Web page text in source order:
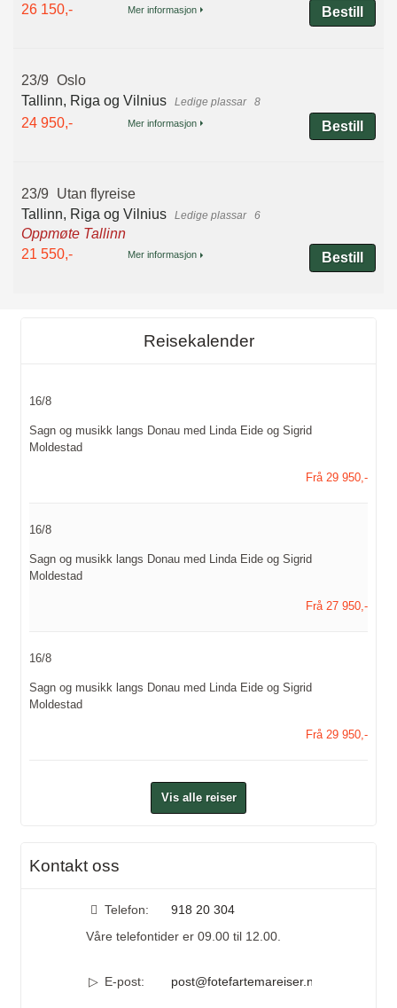
26 150,- Bestill
Mer informasjon
23/9 Oslo
Tallinn, Riga og Vilnius
8
24 950,- Bestill
Mer informasjon
23/9
Utan flyreise
Tallinn, Riga og Vilnius
Oppmøte Tallinn
6
21 550,- Bestill
Mer informasjon
Reisekalender
16/8
Sagn og musikk langs Donau med Linda Eide og Sigrid
Moldestad
Frå 29 950,-
16/8
Sagn og musikk langs Donau med Linda Eide og Sigrid
Moldestad
Frå 27 950,-
16/8
Sagn og musikk langs Donau med Linda Eide og Sigrid
Moldestad
Frå 29 950,-
Vis alle reiser
Kontakt oss
Telefon:
918 20 304
Våre telefontider er 09.00 til 12.00.
E-post: post@fotefartemareiser.no